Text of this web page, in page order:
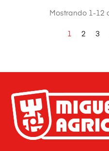
Mostrando 1-12
2 3